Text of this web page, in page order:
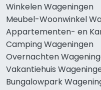
Winkelen Wageningen
Meubel-Woonwinkel
Appartementen- en
Camping Wageningen
Overnachten
Vakantiehuis
Bungalowpark